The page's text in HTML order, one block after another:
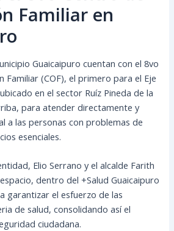
Familiar en
Guaicaipuro cuentan con el 8vo
Familiar (COF), el primero para el Eje
en el sector Ruíz Pineda de la
para atender directamente y
a las personas con problemas de
esenciales.
Elio Serrano y el alcalde Farith
dentro del +Salud Guaicaipuro
garantizar el esfuerzo de las
de salud, consolidando así el
ciudadana.